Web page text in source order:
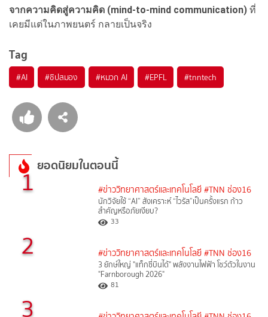
จากความคิดสู่ความคิด (mind-to-mind communication) ที่
เคยมีแต่ในภาพยนตร์ กลายเป็นจริง
Tag
#AI #ชิปสมอง #หมวก AI #EPFL #tnntech
ยอดนิยมในตอนนี้
1 #ข่าววิทยาศาสตร์และเทคโนโลยี #TNN ช่อง16
นักวิจัยใช้ “AI” สังเคราะห์ “ไวรัส”เป็นครั้งแรก ก้าว
สำคัญหรือภัยเงียบ?
33
2 #ข่าววิทยาศาสตร์และเทคโนโลยี #TNN ช่อง16
3 ยักษ์ใหญ่ "แท็กซี่บินได้" พลังงานไฟฟ้า โชว์ตัวในงาน
"Farnborough 2026"
81
3